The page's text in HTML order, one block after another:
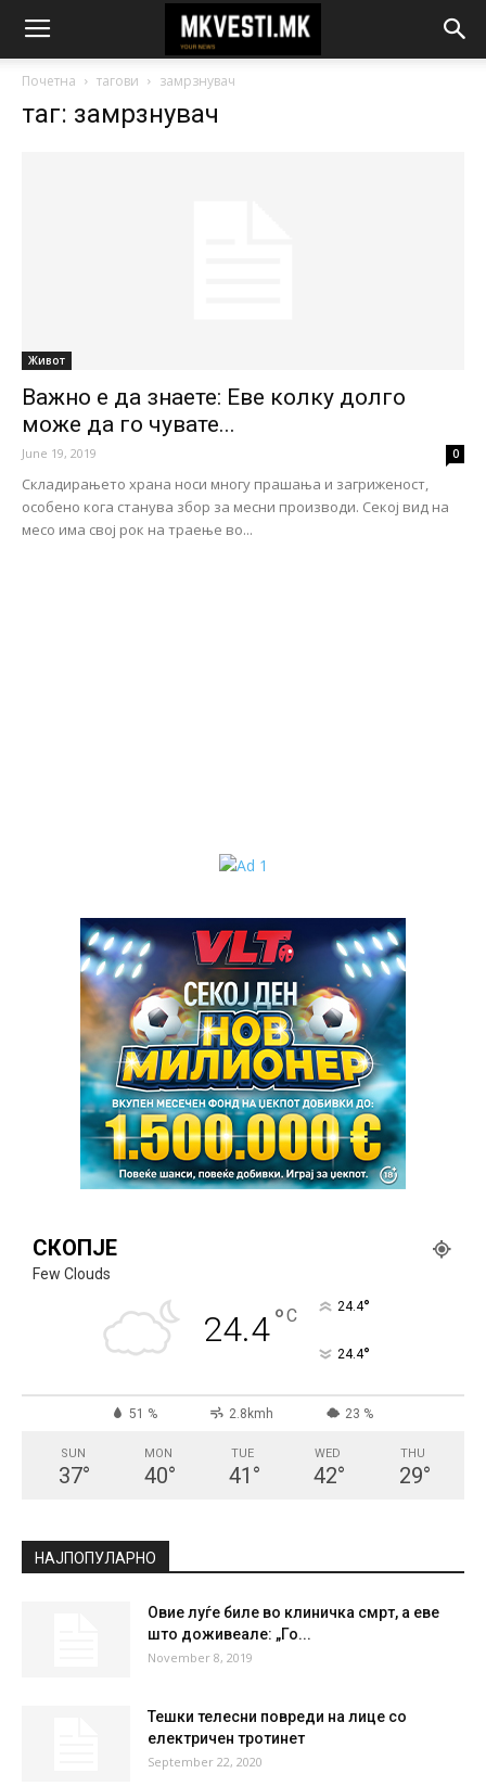
Почетна тагови замрзнувач
таг: замрзнувач
Живот
Важно е да знаете: Еве колку долго
може да го чувате...
June 19, 2019 0
Складирањето храна носи многу прашања и загриженост,
особено кога станува збор за месни производи. Секој вид на
месо има свој рок на траење во...
СКОПЈЕ
Few Clouds
24.4°C 24.4°
24.4°
51 % 2.8kmh 23 %
SUN
37°
MON
40°
TUE
41 °
WED
42°
THU
29°
НАЈПОПУЛАРНО
Овие луѓе биле во клиничка смрт, а еве
што доживеале: „Го...
November 8, 2019
Тешки телесни повреди на лице со
електричен тротинет
September 22, 2020